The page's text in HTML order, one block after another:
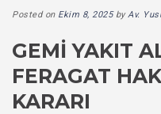
Posted on Ekim 8, 2025byAv.
GEMI YAKIT
FERAGAT
KARARI